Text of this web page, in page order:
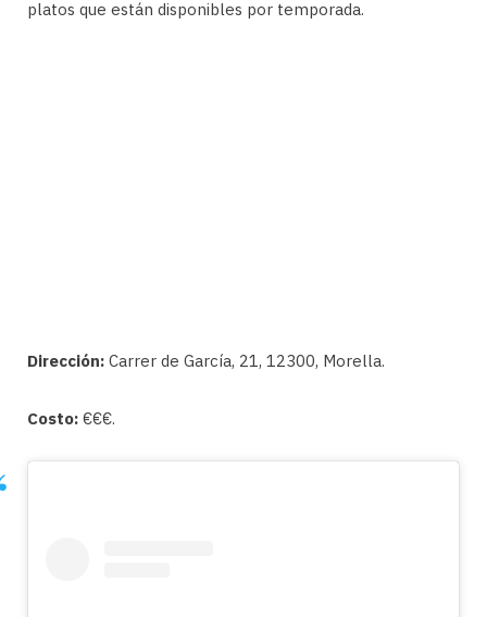
platos que están disponibles por temporada.
Dirección: Carrer de García, 21, 12300, Morella.
Costo: €€€.